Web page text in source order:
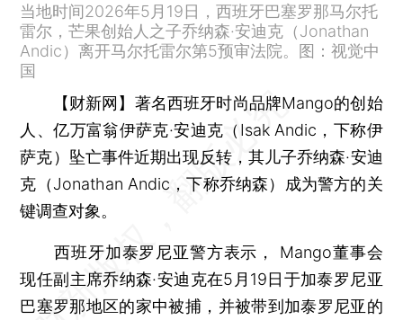
当地时间2026年5月19日，西班牙巴塞罗那马尔托
雷尔，芒果创始人之子乔纳森·安迪克（Jonathan
Andic）离开马尔托雷尔第5预审法院。图：视觉中
国
【财新网】 著名西班牙时尚品牌Mango的创始
人、亿万富翁伊萨克·安迪克（Isak Andic，下称伊
萨克）坠亡事件近期出现反转，其儿子乔纳森·安迪
克（Jonathan Andic，下称乔纳森）成为警方的关
键调查对象。
西班牙加泰罗尼亚警方表示， Mango董事会
现任副主席乔纳森·安迪克在5月19日于加泰罗尼亚
巴塞罗那地区的家中被捕，并被带到加泰罗尼亚的